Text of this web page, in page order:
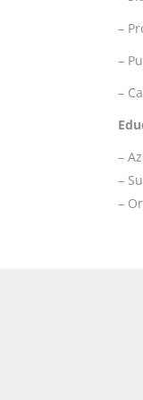
–
–
–
–
–
–